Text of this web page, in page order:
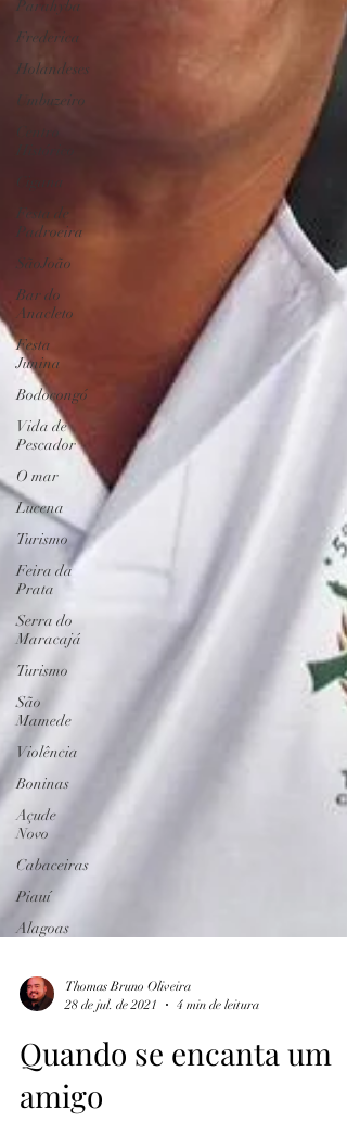
Parahyba
Frederica
Holandeses
Umbuzeiro
Centro
Cigana
Festa de
Padroeira
SãoJoão
Bar do
Anacleto
Festa
Junina
Bodocongó
Vida de
Pescador
O mar
Lucena
Turismo
Feira da
Prata
Serra do
Maracajá
Turismo
São
Mamede
Violência
Boninas
Açude
Novo
Cabaceiras
Piauí
Alagoas
Thomas Bruno Oliveira
28 de jul. de 2021